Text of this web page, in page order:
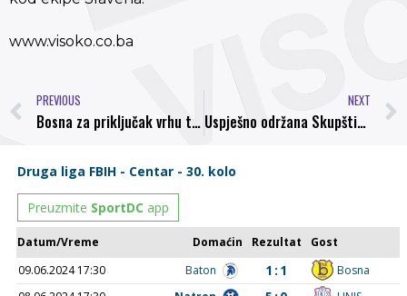
www.visoko.co.ba
PREVIOUS
Bosna za priključak vrhu tabele protiv tradicionalno neugodne ekipe Travnika
NEXT
Uspješno održana Skupština Nogometnog saveza Federacije BiH